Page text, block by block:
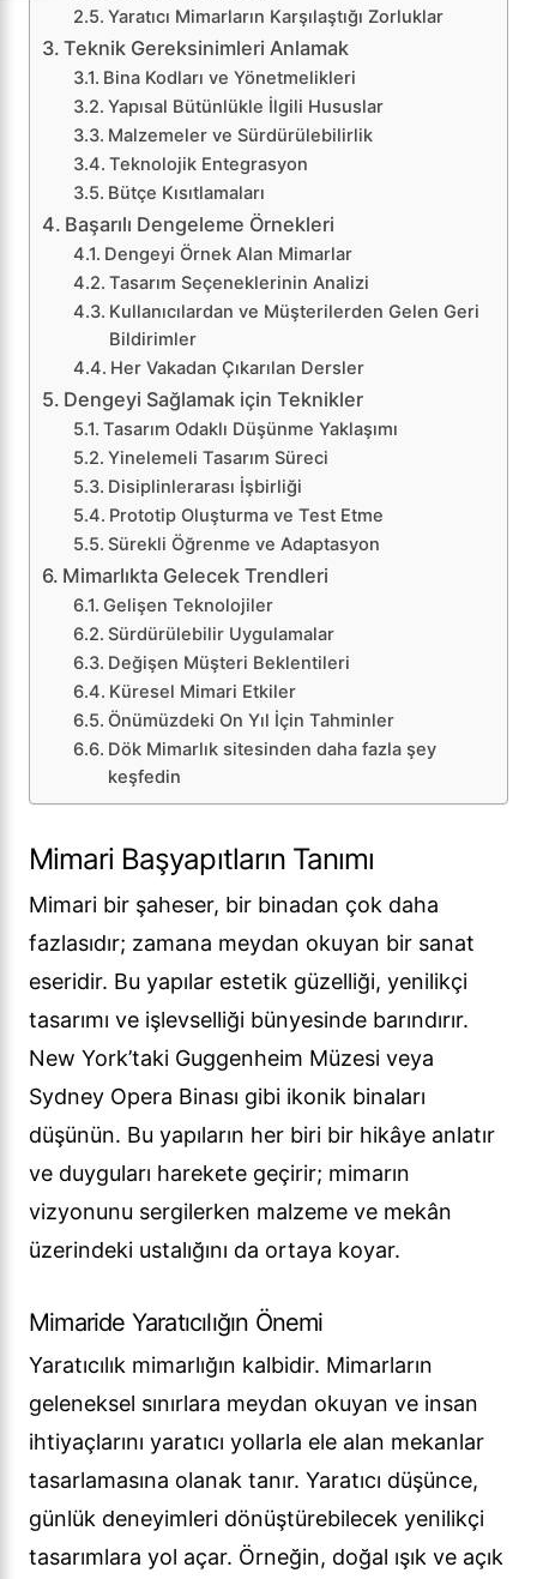
Yaratıcı Mimarların Karşılaştığı Zorluklar
Teknik Gereksinimleri Anlamak
Bina Kodları ve Yönetmelikleri
Yapısal Bütünlükle İlgili Hususlar
Malzemeler ve Sürdürülebilirlik
Teknolojik Entegrasyon
Bütçe Kısıtlamaları
Başarılı Dengeleme Örnekleri
Dengeyi Örnek Alan Mimarlar
Tasarım Seçeneklerinin Analizi
Kullanıcılardan ve Müşterilerden Gelen Geri
Bildirimler
Her Vakadan Çıkarılan Dersler
Dengeyi Sağlamak için Teknikler
Tasarım Odaklı Düşünme Yaklaşımı
Yinelemeli Tasarım Süreci
Disiplinlerarası İşbirliği
Prototip Oluşturma ve Test Etme
Sürekli Öğrenme ve Adaptasyon
Mimarlıkta Gelecek Trendleri
Gelişen Teknolojiler
Sürdürülebilir Uygulamalar
Değişen Müşteri Beklentileri
Küresel Mimari Etkiler
Önümüzdeki On Yıl İçin Tahminler
Dök Mimarlık sitesinden daha fazla şey
keşfedin
Mimari Başyapıtların Tanımı
Mimari bir şaheser, bir binadan çok daha
fazlasıdır; zamana meydan okuyan bir sanat
eseridir. Bu yapılar estetik güzelliği, yenilikçi
tasarımı ve işlevselliği bünyesinde barındırır.
New York’taki Guggenheim Müzesi veya
Sydney Opera Binası gibi ikonik binaları
düşünün. Bu yapıların her biri bir hikâye anlatır
ve duyguları harekete geçirir; mimarın
vizyonunu sergilerken malzeme ve mekân
üzerindeki ustalığını da ortaya koyar.
Mimaride Yaratıcılığın Önemi
Yaratıcılık mimarlığın kalbidir. Mimarların
geleneksel sınırlara meydan okuyan ve insan
ihtiyaçlarını yaratıcı yollarla ele alan mekanlar
tasarlamasına olanak tanır. Yaratıcı düşünce,
günlük deneyimleri dönüştürebilecek yenilikçi
tasarımlara yol açar. Örneğin, doğal ışık ve açık